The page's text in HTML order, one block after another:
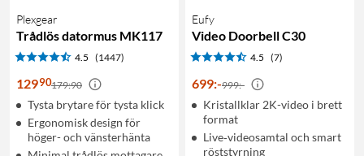
Plexgear
Trådlös datormus MK117
4.5 (1447)
12990179:90
Tysta brytare för tysta klick
Ergonomisk design för
höger- och vänsterhänta
Eufy
Video Doorbell C30
4.5 (7)
699:-999:-
Kristallklar 2K-video i brett
format
Live‑videosamtal och smart
röststyrning